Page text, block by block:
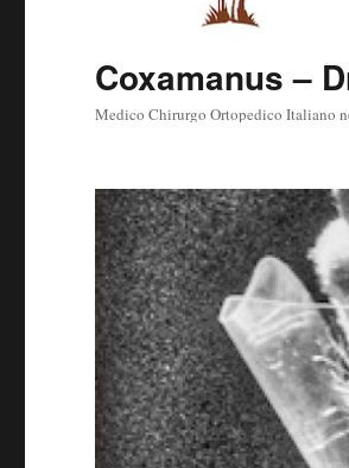
Coxamanus –
Medico Chirurgo Ortopedico Italiano